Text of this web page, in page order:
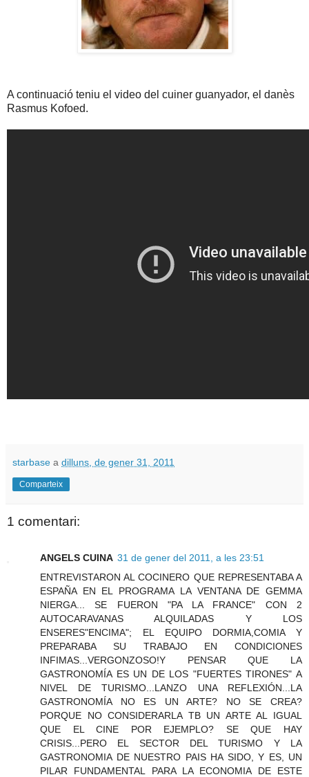
A continuació teniu el video del cuiner guanyador, el danès
Rasmus Kofoed.
starbase a dilluns, de gener 31, 2011
Comparteix
1 comentari:
ANGELS CUINA 31 de gener del 2011, a les 23:51
ENTREVISTARON AL COCINERO QUE REPRESENTABA A
ESPAÑA EN EL PROGRAMA LA VENTANA DE GEMMA
NIERGA... SE FUERON "PA LA FRANCE" CON 2
AUTOCARAVANAS ALQUILADAS Y LOS
ENSERES"ENCIMA"; EL EQUIPO DORMIA,COMIA Y
PREPARABA SU TRABAJO EN CONDICIONES
INFIMAS...VERGONZOSO!Y PENSAR QUE LA
GASTRONOMÍA ES UN DE LOS "FUERTES TIRONES" A
NIVEL DE TURISMO...LANZO UNA REFLEXIÓN...LA
GASTRONOMÍA NO ES UN ARTE? NO SE CREA?
PORQUE NO CONSIDERARLA TB UN ARTE AL IGUAL
QUE EL CINE POR EJEMPLO? SE QUE HAY
CRISIS...PERO EL SECTOR DEL TURISMO Y LA
GASTRONOMIA DE NUESTRO PAIS HA SIDO, Y ES, UN
PILAR FUNDAMENTAL PARA LA ECONOMIA DE ESTE